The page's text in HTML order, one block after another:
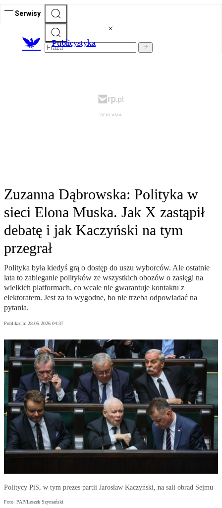
Serwisy
Publicystyka
Zuzanna Dąbrowska: Polityka w
sieci Elona Muska. Jak X zastąpił
debatę i jak Kaczyński na tym
przegrał
Polityka była kiedyś grą o dostęp do uszu wyborców. Ale ostatnie
lata to zabieganie polityków ze wszystkich obozów o zasięgi na
wielkich platformach, co wcale nie gwarantuje kontaktu z
elektoratem. Jest za to wygodne, bo nie trzeba odpowiadać na
pytania.
Publikacja: 28.05.2026 04:37
Politycy PiS, w tym prezes partii Jarosław Kaczyński, na sali obrad Sejmu
Foto: PAP/Leszek Szymański